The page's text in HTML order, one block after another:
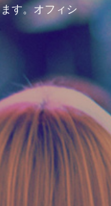
す。オフィシ